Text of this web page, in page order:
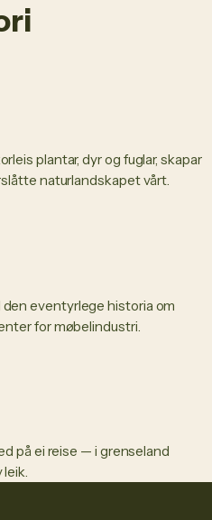
plantar, dyr og fuglar, skapar
naturlandskapet vårt.
eventyrlege historia om
for møbelindustri.
på ei reise — i grenseland